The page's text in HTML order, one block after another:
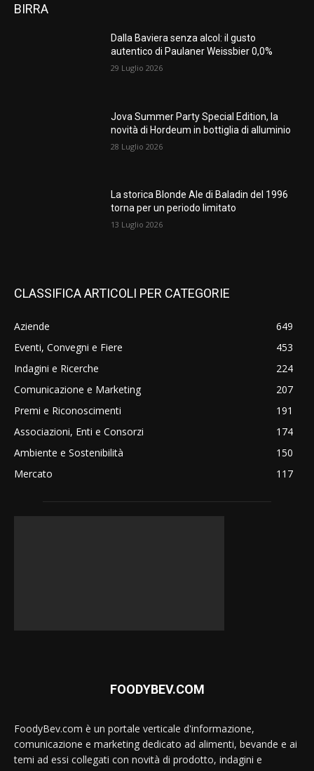
BIRRA
Dalla Baviera senza alcol: il gusto
autentico di Paulaner Weissbier 0,0%
29 Luglio 2026
Jova Summer Party Special Edition, la
novità di Hordeum in bottiglia di alluminio
28 Luglio 2026
La storica Blonde Ale di Baladin del 1996
torna per un periodo limitato
13 Luglio 2026
CLASSIFICA ARTICOLI PER CATEGORIE
Aziende
649
Eventi, Convegni e Fiere
453
Indagini e Ricerche
224
Comunicazione e Marketing
207
Premi e Riconoscimenti
191
Associazioni, Enti e Consorzi
174
Ambiente e Sostenibilità
150
Mercato
117
FOODYBEV.COM
FoodyBev.com è un portale verticale d'informazione,
comunicazione e marketing dedicato ad alimenti, bevande e ai
temi ad essi collegati con novità di prodotto, indagini e